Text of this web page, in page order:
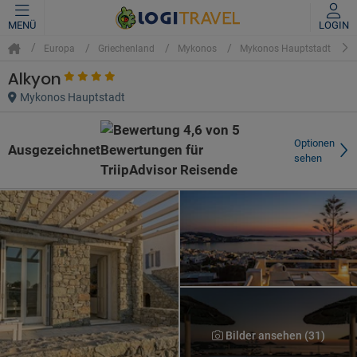
MENÜ LOGIN
Europa Griechenland Mykonos Mykonos Hauptstadt
Alkyon
Mykonos Hauptstadt
Ausgezeichnet
Optionen
sehen
Bilder ansehen (31)